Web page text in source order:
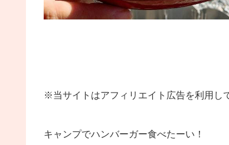
※当サイトはアフィリエイト広告を利用し
キャンプでハンバーガー食べたーい！